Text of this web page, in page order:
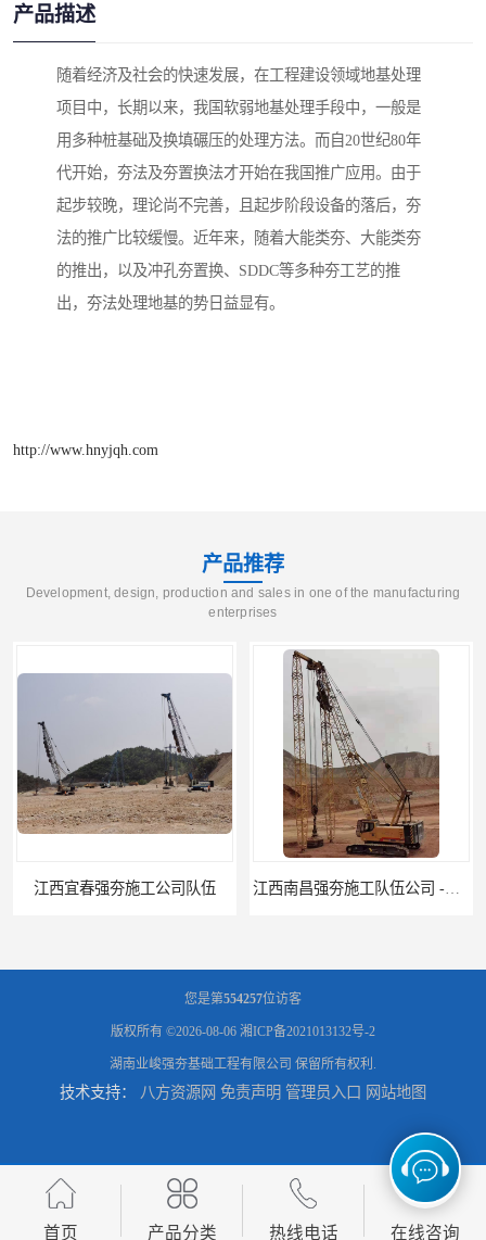
产品描述
随着经济及社会的快速发展，在工程建设领域地基处理
项目中，长期以来，我国软弱地基处理手段中，一般是
用多种桩基础及换填碾压的处理方法。而自20世纪80年
代开始，夯法及夯置换法才开始在我国推广应用。由于
起步较晚，理论尚不完善，且起步阶段设备的落后，夯
法的推广比较缓慢。近年来，随着大能类夯、大能类夯
的推出，以及冲孔夯置换、SDDC等多种夯工艺的推
出，夯法处理地基的势日益显有。
http://www.hnyjqh.com
产品推荐
Development, design, production and sales in one of the manufacturing
enterprises
江西宜春强夯施工公司队伍
江西新余强夯施工队伍公司 —业峻强夯基础工程 湖南强夯施工公司
您是第554257位访客
版权所有 ©2026-08-06 湘ICP备2021013132号-2
湖南业峻强夯基础工程有限公司 保留所有权利.
技术支持： 八方资源网 免责声明 管理员入口 网站地图
首页 产品分类 热线电话 在线咨询